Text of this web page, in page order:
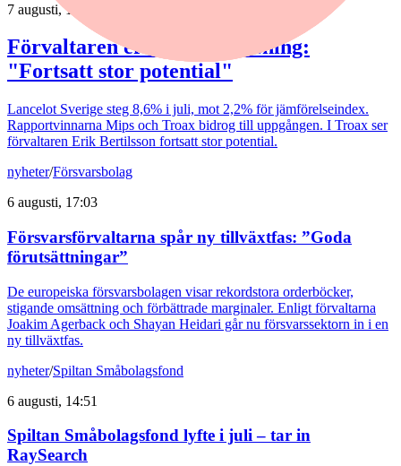
7 augusti, 15:58
Förvaltaren efter Troax rusning:
"Fortsatt stor potential"
Lancelot Sverige steg 8,6% i juli, mot 2,2% för jämförelseindex.
Rapportvinnarna Mips och Troax bidrog till uppgången. I Troax ser
förvaltaren Erik Bertilsson fortsatt stor potential.
nyheter/Försvarsbolag
6 augusti, 17:03
Försvarsförvaltarna spår ny tillväxtfas: ”Goda
förutsättningar”
De europeiska försvarsbolagen visar rekordstora orderböcker,
stigande omsättning och förbättrade marginaler. Enligt förvaltarna
Joakim Agerback och Shayan Heidari går nu försvarssektorn in i en
ny tillväxtfas.
nyheter/Spiltan Småbolagsfond
6 augusti, 14:51
Spiltan Småbolagsfond lyfte i juli – tar in
RaySearch